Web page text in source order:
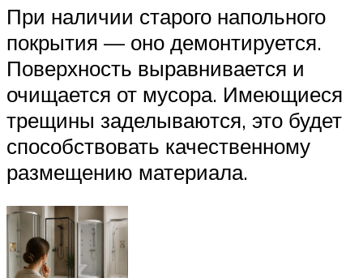
При наличии старого напольного
покрытия — оно демонтируется.
Поверхность выравнивается и
очищается от мусора. Имеющиеся
трещины заделываются, это будет
способствовать качественному
размещению материала.